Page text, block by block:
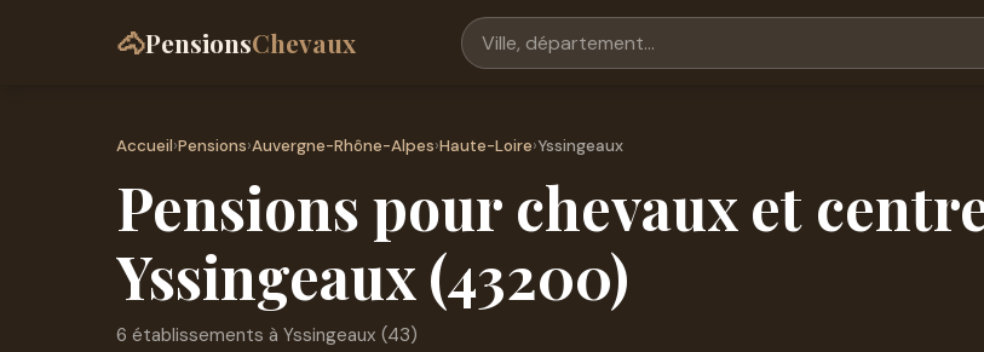
🐴PensionsChevaux
Accueil›Pensions›Auvergne-Rhône-Alpes›Haute-Loire›Yssingeaux
Pensions pour chevaux et
Yssingeaux (43200)
6 établissements à Yssingeaux (43)